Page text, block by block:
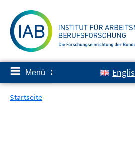
zum
Inhalt
≡ Menü ✘
Startseite